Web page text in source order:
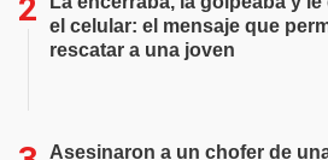
el celular: el mensaje que
rescatar a una joven
Asesinaron a un chofer de